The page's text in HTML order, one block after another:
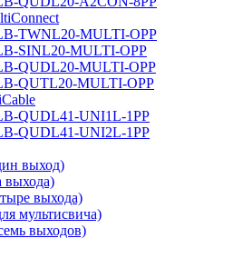
TWNL20-MULTI-OPP
SINL20-MULTI-OPP
QUDL20-MULTI-OPP
QUTL20-MULTI-OPP
QUDL41-UNI1L-1PP
QUDL41-UNI2L-1PP
выход)
выхода)
выхода)
мультисвича)
выходов)